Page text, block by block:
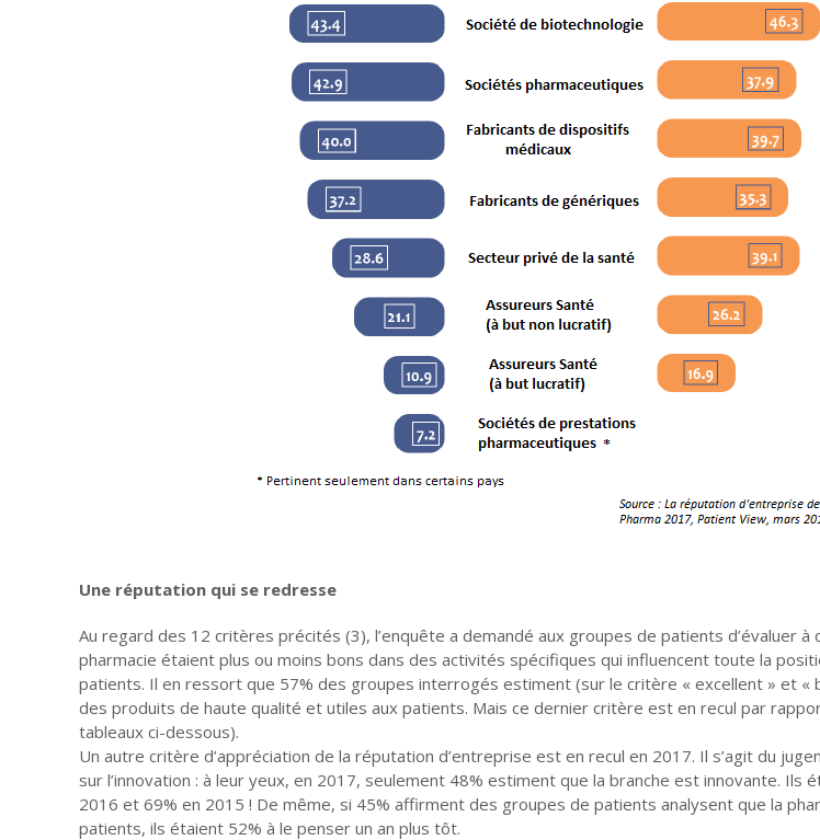
Une réputation qui se redresse
Au regard des 12 critères précités (3), l’enquête a demandé aux groupes de patients d’évaluer à
pharmacie étaient plus ou moins bons dans des activités spécifiques qui influencent toute la
patients. Il en ressort que 57% des groupes interrogés estiment (sur le critère « excellent » et «
des produits de haute qualité et utiles aux patients. Mais ce dernier critère est en recul par
tableaux ci-dessous).
Un autre critère d’appréciation de la réputation d’entreprise est en recul en 2017. Il s’agit du
sur l’innovation : à leur yeux, en 2017, seulement 48% estiment que la branche est innovante. Ils
2016 et 69% en 2015 ! De même, si 45% affirment des groupes de patients analysent que la
patients, ils étaient 52% à le penser un an plus tôt.